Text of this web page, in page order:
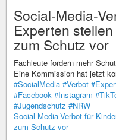
Social-Media-
Experten
zum Schutz vor
Fachleute fordern mehr
Eine Kommission hat jetzt
#SocialMedia #Verbot
#Facebook #Instagram
#Jugendschutz #NRW
Social-Media-Verbot für
zum Schutz vor